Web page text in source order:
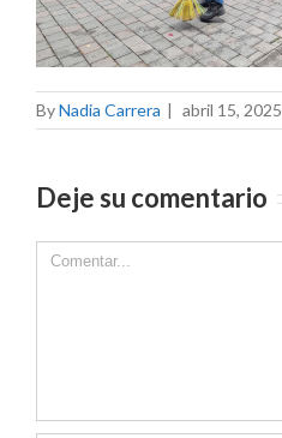
ByNadia Carrera | abril 15, 2025
Deje su comentario
Comment